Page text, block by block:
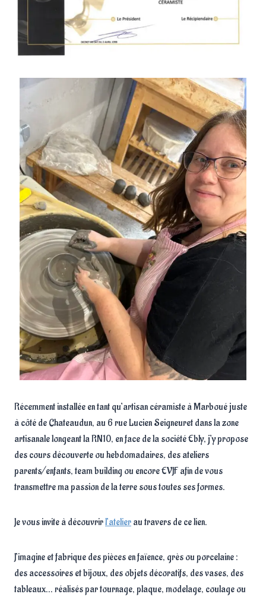
Récemment installée en tant qu’artisan céramiste à Marboué juste
à côté de Chateaudun, au 6 rue Lucien Seigneuret dans la zone
artisanale longeant la RN10, en face de la société Ebly, j’y propose
des cours découverte ou hebdomadaires, des ateliers
parents/enfants, team building ou encore EVJF afin de vous
transmettre ma passion de la terre sous toutes ses formes.
Je vous invite à découvrirl’atelier au travers de ce lien.
J’imagine et fabrique des pièces en faïence, grès ou porcelaine :
des accessoires et bijoux, des objets décoratifs, des vases, des
tableaux… réalisés par tournage, plaque, modelage, coulage ou